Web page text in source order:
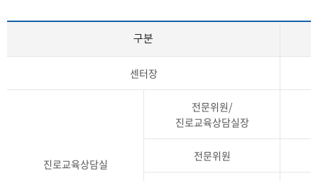
구분
센터장
진로교육상담실
전문위원/
진로교육상담실장
전문위원